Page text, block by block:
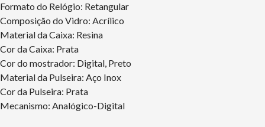
Formato do Relógio: Retangular
Composição do Vidro: Acrílico
Material da Caixa: Resina
Cor da Caixa: Prata
Cor do mostrador: Digital, Preto
Material da Pulseira: Aço Inox
Cor da Pulseira: Prata
Mecanismo: Analógico-Digital